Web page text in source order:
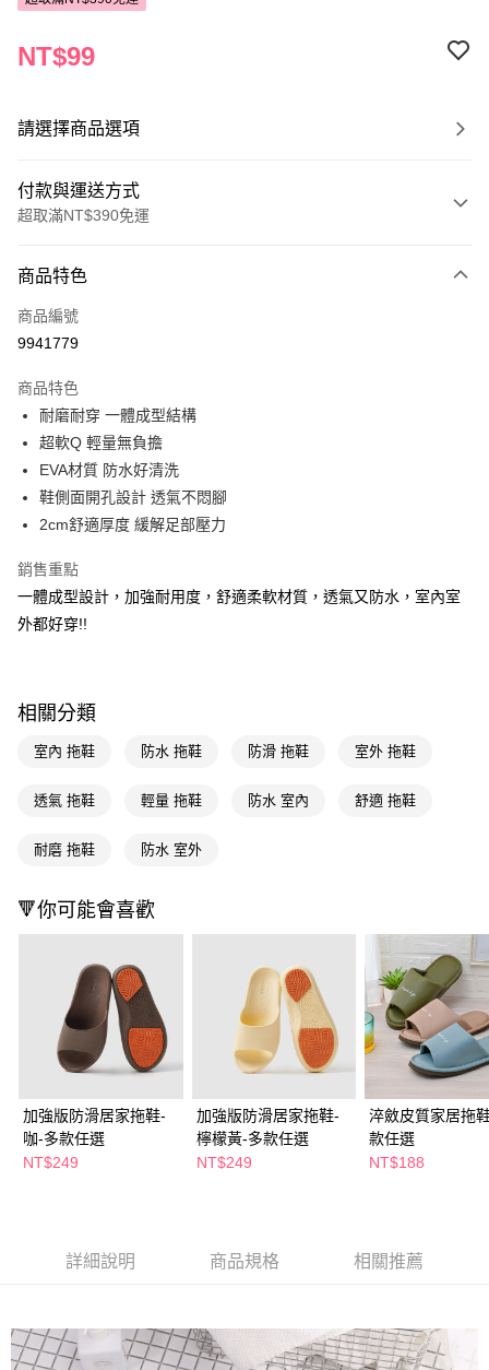
NT$99
請選擇商品選項
付款與運送方式
超取滿NT$390免運
POYA支付
信用卡一次付款
LINE Pay
Apple Pay
街口支付
悠遊付
Google Pay
便利好安心！
１．簡單：不需註冊會員、不需綁卡、不需儲值。
２．便利：只要手機號碼，簡訊認證，即可結帳。
３．安心：先確認商品／服務後，再付款。
【「AFTEE先享後付」結帳流程】
結帳頁面，進行簡訊認證並確認金額後，即可完成結帳。
２．訂單成立數日內，您將收到繳費通知簡訊。
ATM／網路銀行／等多元方式進行付款，方視為交易完成。
※ 請注意：結帳手續完成當下不需立刻繳費，但若您需要取消訂單，請聯絡
購買商品的店家。未經商家同意取消之訂單仍視為有效，需透過AFTEE先享
※ 交易是否成功請以「AFTEE先享後付 」之結帳頁面顯示為準，若有關於
是否繳費成功／繳費後需取消欲退款等相關疑問，請聯繫「AFTEE先享後付
客戶支援中心」 https://netprotections.freshdesk.com/support/home
【注意事項】
１．透過由恩沛科技股份有限公司提供之「AFTEE先享後付」服務完成之交
易，需依本服務之必要範圍內提供個人資料，並將交易相關給付款項請求債
權轉讓予恩沛科技股份有限公司。
２．關於個人資料處理事宜，請瀏覽以下網址：
https://aftee.tw/terms/#terms3
時審查核予不同之上限額度；若仍有額度不足之情形，本公司將視審查結果
請求用戶進行身份認證。
每筆NT$65，滿NT$390(含以上)免運費
付款後全家取貨
萊爾富取貨付款
每筆NT$65，滿NT$490(含以上)免運費
付款後萊爾富取貨
每筆NT$65，滿NT$490(含以上)免運費
7-11取貨付款
每筆NT$65，滿NT$490(含以上)免運費
付款後7-11取貨
每筆NT$65，滿NT$490(含以上)免運費
付款後寶雅門市自取(由倉庫統一出貨)
商品特色
商品編號
9941779
商品特色
耐磨耐穿 一體成型結構
超軟Q 輕量無負擔
EVA材質 防水好清洗
鞋側面開孔設計 透氣不悶腳
2cm舒適厚度 緩解足部壓力
銷售重點
一體成型設計，加強耐用度，舒適柔軟材質，透氣又防水，室內室
外都好穿!!
相關分類
室內 拖鞋 防水 拖鞋 防滑 拖鞋 室外 拖鞋
透氣 拖鞋 輕量 拖鞋 防水 室內 舒適 拖鞋
耐磨 拖鞋 防水 室外
🔻你可能會喜歡
加強版防滑居家拖鞋-
咖-多款任選
NT$249
加強版防滑居家拖鞋-
檸檬黃-多款任選
NT$249
淬斂皮質家居拖
款任選
NT$188
詳細說明 商品規格 相關推薦